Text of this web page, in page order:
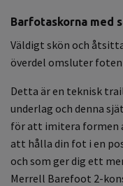
Barfotaskorna med
Väldigt skön och
överdel omsluter
Detta är en teknisk
underlag och denna
för att imitera formen
att hålla din fot i en
och som ger dig ett
Merrell Barefoot 2-